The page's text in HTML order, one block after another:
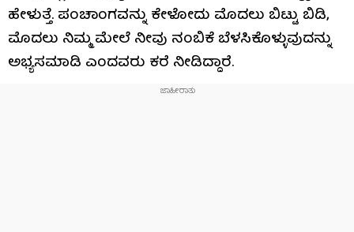
ಹೇಳುತ್ತೆ. ಪಂಚಾಂಗವನ್ನು ಕೇಳೋದು ಮೊದಲು ಬಿಟ್ಟು ಬಿಡಿ,
ಮೊದಲು ನಿಮ್ಮ ಮೇಲೆ‌ ನೀವು ನಂಬಿಕೆ ಬೆಳಸಿಕೊಳ್ಳುವುದನ್ನು
ಅಭ್ಯಸಮಾಡಿ ಎಂದವರು ಕರೆ ನೀಡಿದ್ದಾರೆ.